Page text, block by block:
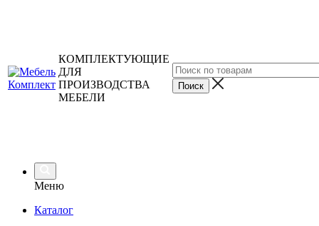
КОМПЛЕКТУЮЩИЕ
ДЛЯ
ПРОИЗВОДСТВА
МЕБЕЛИ
Меню
Каталог